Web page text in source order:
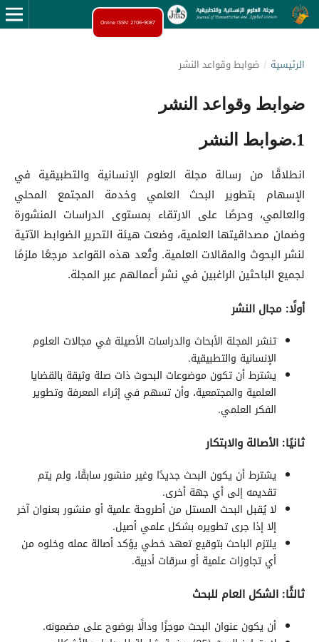
Online ISSN: 2706-9087
الرئيسية / ضوابط وقواعد النشر
ضوابط وقواعد النشر
1.ضوابط النشر
انطلاقًا من رسالة مجلة العلوم الإنسانية والتطبيقية في
الإسهام بتطوير البحث العلمي وخدمة المجتمع المحلي
والعالمي، وحرصًا على الارتقاء بمستوى الدراسات المنشورة
وضمان مصداقيتها العلمية، وضعت هيئة التحرير الضوابط الآتية
لنشر البحوث والمقالات العلمية. وتُعد هذه القواعد مرجعًا ملزمًا
لجميع الباحثين الراغبين في نشر أعمالهم عبر المجلة.
أولًا: مجال النشر
تنشر المجلة الأبحاث والدراسات الأصيلة في مجالات العلوم
الإنسانية والتطبيقية.
يشترط أن تكون موضوعات البحوث ذات صلة وثيقة بالقضايا
العلمية والمجتمعية، وأن تسهم في إثراء المعرفة وتطوير
الفكر العلمي.
ثانيًا: الأصالة والابتكار
يشترط أن يكون البحث جديدًا وغير منشور سابقًا، ولم يتم
تقديمه إلى أي جهة أخرى.
لا يُقبل البحث المستل من أطروحة علمية أو منشور بعنوان آخر
إلا إذا جرى تطويره بشكل علمي أصيل.
يلتزم الباحث بتوقيع تعهد خطي يؤكد أصالة عمله وخلوه من
أي تجاوزات علمية أو سرقات أدبية.
ثالثًا: الشكل العام للبحث
أن يكون عنوان البحث موجزًا ودالًا بوضوح على مضمونه.